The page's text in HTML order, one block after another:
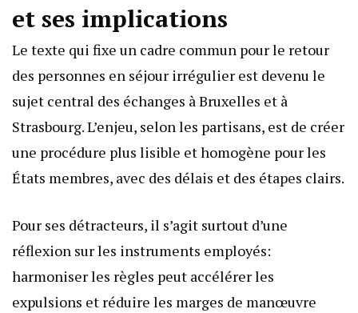
et ses implications
Le texte qui fixe un cadre commun pour le retour
des personnes en séjour irrégulier est devenu le
sujet central des échanges à Bruxelles et à
Strasbourg. L’enjeu, selon les partisans, est de créer
une procédure plus lisible et homogène pour les
États membres, avec des délais et des étapes clairs.
Pour ses détracteurs, il s’agit surtout d’une
réflexion sur les instruments employés:
harmoniser les règles peut accélérer les
expulsions et réduire les marges de manœuvre